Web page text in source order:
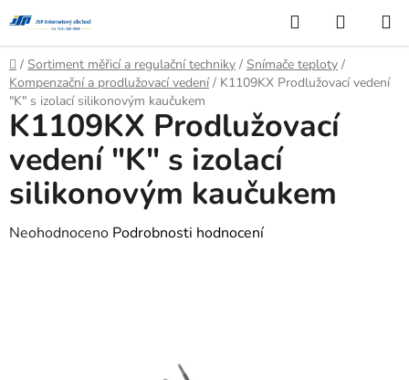
na
obsah
Hledat
KOŠÍK
Domů
/ Sortiment měřicí a regulační techniky / Snímače teploty /
Kompenzační a prodlužovací vedení / K1109KX Prodlužovací vedení
"K" s izolací silikonovým kaučukem
K1109KX Prodlužovací
vedení "K" s izolací
silikonovým kaučukem
Průměrné
Neohodnoceno Podrobnosti hodnocení